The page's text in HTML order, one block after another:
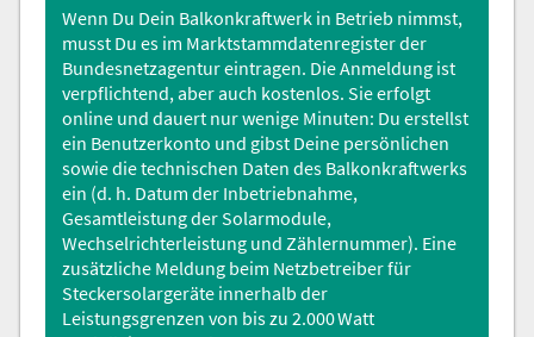
Wenn Du Dein Balkonkraftwerk in Betrieb nimmst,
musst Du es im Marktstammdatenregisterder
Bundesnetzagentur eintragen. Die Anmeldung ist
verpflichtend, aber auch kostenlos. Sie erfolgt
online und dauert nur wenige Minuten: Du erstellst
ein Benutzerkonto und gibst Deine persönlichen
sowie die technischen Daten des Balkonkraftwerks
ein (d. h. Datum der Inbetriebnahme,
Gesamtleistung der Solarmodule,
Wechselrichterleistung und Zählernummer). Eine
zusätzliche Meldung beim Netzbetreiber für
Steckersolargeräte innerhalb der
Leistungsgrenzen von bis zu 2.000 Watt